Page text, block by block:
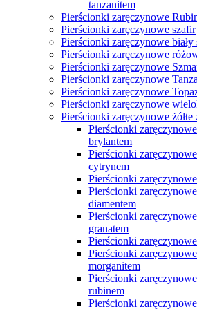
tanzanitem
Pierścionki zaręczynowe
Pierścionki zaręczynowe szafir
Pierścionki zaręczynowe biały
Pierścionki zaręczynowe
Pierścionki zaręczynowe
Pierścionki zaręczynowe
Pierścionki zaręczynowe
Pierścionki zaręczynowe
Pierścionki zaręczynowe żółte
Pierścionki zaręczynowe
brylantem
Pierścionki zaręczynowe
cytrynem
Pierścionki
Pierścionki zaręczynowe
diamentem
Pierścionki zaręczynowe
granatem
Pierścionki
Pierścionki zaręczynowe
morganitem
Pierścionki zaręczynowe
rubinem
Pierścionki zaręczynowe